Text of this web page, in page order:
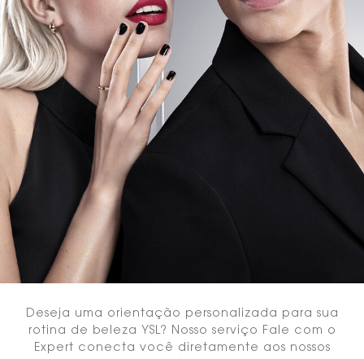
Deseja uma orientação personalizada para sua
rotina de beleza YSL? Nosso serviço Fale com o
Expert conecta você diretamente aos nossos